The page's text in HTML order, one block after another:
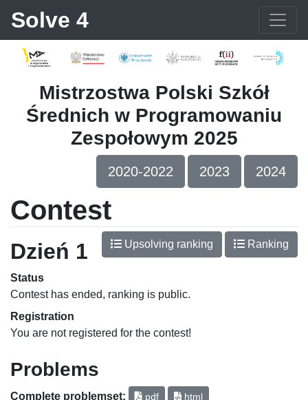
Solve 4
Mistrzostwa Polski Szkół
Średnich w Programowaniu
Zespołowym 2025
2020-2022 2023 2024
Contest
Dzień 1 Upsolving ranking Ranking
Status
Contest has ended, ranking is public.
Registration
You are not registered for the contest!
Problems
Complete problemset: pdf html